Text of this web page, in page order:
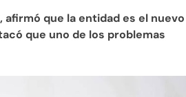
que la entidad es el nuevo
que uno de los problemas